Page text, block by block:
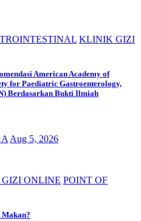
KLINIK GIZI
American Academy of
for Paediatric Gastroenterology,
Berdasarkan Bukti Ilmiah
Aug 5, 2026
ONLINE POINT OF